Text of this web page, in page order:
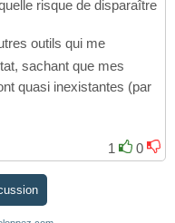
risque de disparaître
outils qui me
sachant que mes
quasi inexistantes (par
1
0